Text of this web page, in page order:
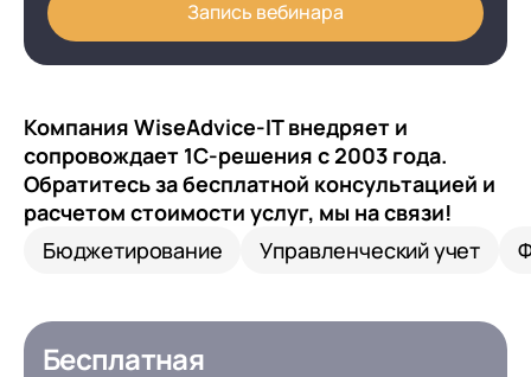
Запись вебинара
Компания WiseAdvice-IT внедряет и
сопровождает 1С-решения с 2003 года.
Обратитесь за бесплатной консультацией и
расчетом стоимости услуг, мы на связи!
Бюджетирование
Управленческий учет
Бесплатная